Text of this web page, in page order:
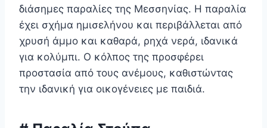
διάσημες παραλίες της Μεσσηνίας. Η παραλία
έχει σχήμα ημισελήνου και περιβάλλεται από
χρυσή άμμο και καθαρά, ρηχά νερά, ιδανικά
για κολύμπι. Ο κόλπος της προσφέρει
προστασία από τους ανέμους, καθιστώντας
την ιδανική για οικογένειες με παιδιά.